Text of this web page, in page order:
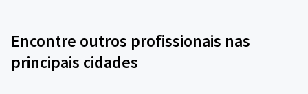
Encontre outros profissionais nas
principais cidades